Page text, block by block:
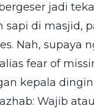
jadi
sapi di masjid,
Nah, supaya
fear of
kepala dingin.
Wajib